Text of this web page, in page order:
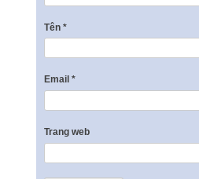
Tên *
Email *
Trang web